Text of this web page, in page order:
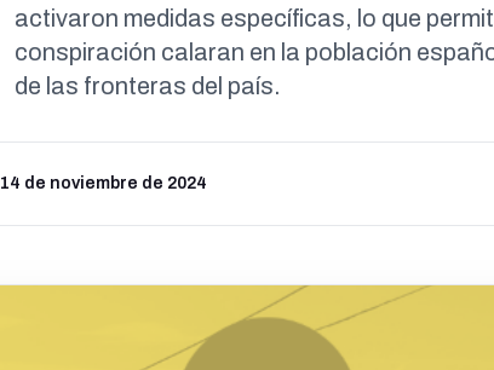
activaron medidas específicas, lo que
conspiración calaran en la población
de las fronteras del país.
14 de noviembre de 2024